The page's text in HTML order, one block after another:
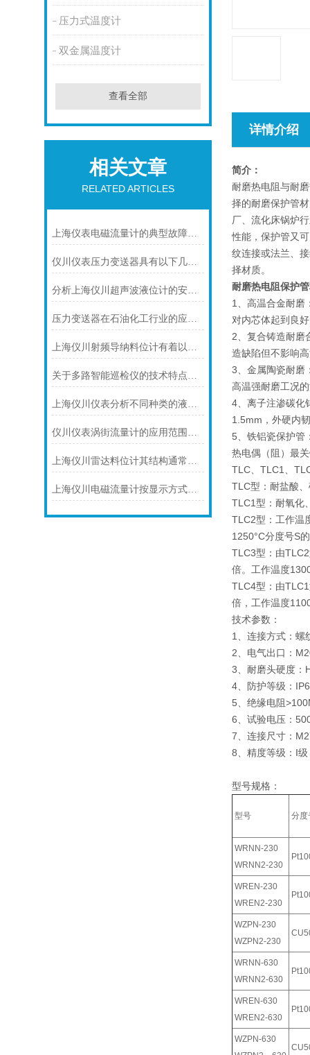
压力式温度计
双金属温度计
查看全部
相关文章
RELATED ARTICLES
上海仪表电磁流量计的典型故障诊断及处理方法
仪川仪表压力变送器具有以下几大技术特点
分析上海仪川超声波液位计的安装原理
压力变送器在石油化工行业的应用说明
上海仪川射频导纳料位计有着以下几大技术特点
关于多路智能巡检仪的技术特点，你怎么看呢？
上海仪川仪表分析不同种类的液位变送器
仪川仪表涡街流量计的应用范围主要包括以下几个方面
上海仪川雷达料位计其结构通常由以下部分组成
上海仪川电磁流量计按显示方式分类
详情介绍
简介：
耐磨热电阻与耐
择的耐磨保护管
厂、流化床锅炉
性能，保护管又
纹连接或法兰、
择材质。
耐磨热电阻保护
1、高温合金耐磨
对内芯体起到良
2、复合铸造耐磨
造缺陷但不影响
3、金属陶瓷耐磨
高温强耐磨工况
4、离子注渗碳化
1.5mm，外硬内
5、铁铝瓷保护管
热电偶（阻）最
TLC、TLC1、
TLC型：耐盐酸
TLC1型：耐氧化
TLC2型：工作温
1250°C分度号S
TLC3型：由
倍。工作温度
TLC4型：由
倍，工作温度
技术参数：
1、连接方式：螺
2、电气出口：
3、耐磨头硬
4、防护等级
5、绝缘电阻
6、试验电压
7、连接尺寸：
8、精度等级：I级
型号规格：
型号 分度
WRNN-230
WRNN2-230
WREN-230
WREN2-230
WZPN-230
WZPN2-230
WRNN-630
WRNN2-630
WREN-630
WREN2-630
WZPN-630